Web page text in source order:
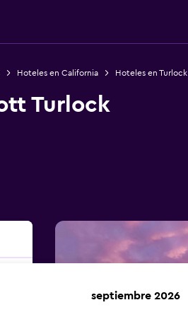
Hoteles en California Hoteles en Turlock
Turlock
septiembre 2026